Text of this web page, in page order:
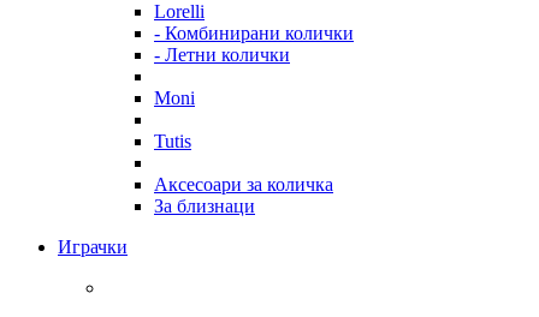
Lorelli
- Комбинирани колички
- Летни колички
Moni
Tutis
Аксесоари за количка
За близнаци
Играчки